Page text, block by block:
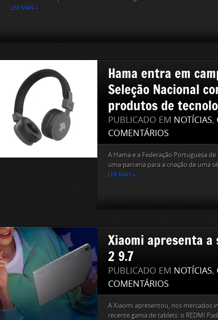
LER MAIS »
Hama entra em
Seleção Nacional
produtos de
PUBLICADO EM NOTÍCIAS,
COMENTÁRIOS
A Hama e a Federação Portuguesa
uma parceria para a criação de uma
LER MAIS »
Xiaomi apresenta a
2 9.7
PUBLICADO EM NOTÍCIAS,
COMENTÁRIOS
A Xiaomi apresentou, nos mercados
recente gama de tablets: o REDMI